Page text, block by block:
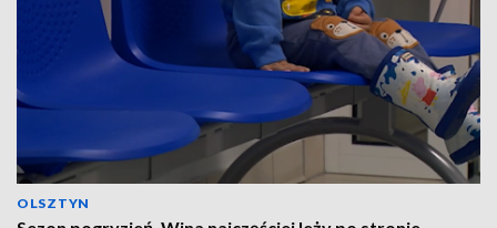
OLSZTYN